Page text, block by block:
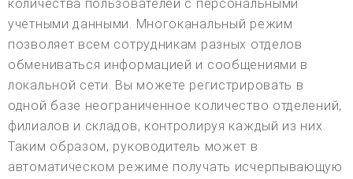
количества пользователей с персональными
учетными данными. Многоканальный режим
позволяет всем сотрудникам разных отделов
обмениваться информацией и сообщениями в
локальной сети. Вы можете регистрировать в
одной базе неограниченное количество отделений,
филиалов и складов, контролируя каждый из них.
Таким образом, руководитель может в
автоматическом режиме получать исчерпывающую